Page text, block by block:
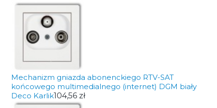
Mechanizm gniazda abonenckiego RTV-SAT
końcowego multimedialnego (internet) DGM biały
Deco Karlik104,56 zł